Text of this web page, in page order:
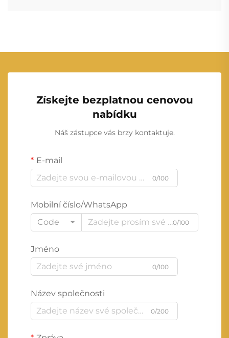
Získejte bezplatnou cenovou
nabídku
Náš zástupce vás brzy kontaktuje.
E-mail
0/100
Mobilní číslo/WhatsApp
Code
0/100
Jméno
0/100
Název společnosti
0/200